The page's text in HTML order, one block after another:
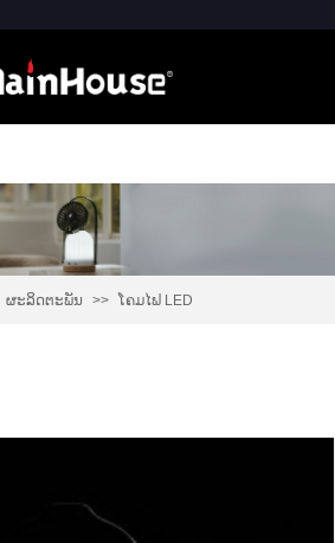
ຜະລິດຕະພັນ ໂຄມໄຟ LED